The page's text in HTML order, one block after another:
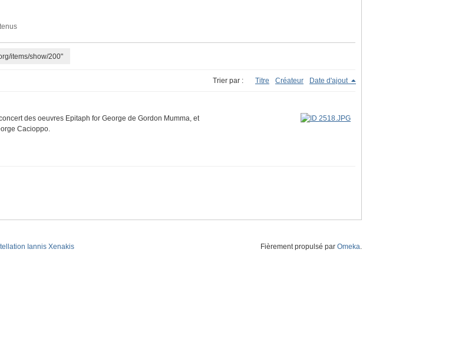
items/show/200"
Trier par : Titre Créateur Date d'ajout
des oeuvres Epitaph for George de Gordon Mumma, et
Cacioppo.
Iannis Xenakis Fièrement propulsé par Omeka.